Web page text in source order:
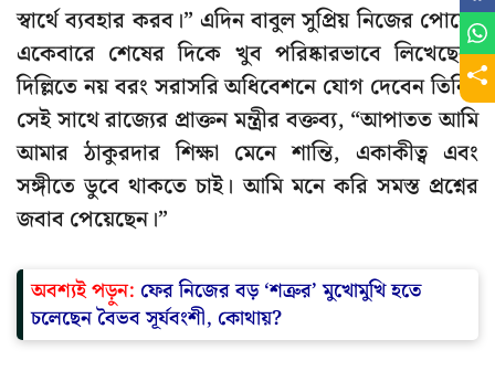
স্বার্থে ব্যবহার করব।” এদিন বাবুল সুপ্রিয় নিজের পোস্টে
একেবারে শেষের দিকে খুব পরিষ্কারভাবে লিখেছেন,
দিল্লিতে নয় বরং সরাসরি অধিবেশনে যোগ দেবেন তিনি।
সেই সাথে রাজ্যের প্রাক্তন মন্ত্রীর বক্তব্য, “আপাতত আমি
আমার ঠাকুরদার শিক্ষা মেনে শান্তি, একাকীত্ব এবং
সঙ্গীতে ডুবে থাকতে চাই। আমি মনে করি সমস্ত প্রশ্নের
জবাব পেয়েছেন।”
অবশ্যই পড়ুন: ফের নিজের বড় ‘শত্রুর’ মুখোমুখি হতে
চলেছেন বৈভব সূর্যবংশী, কোথায়?